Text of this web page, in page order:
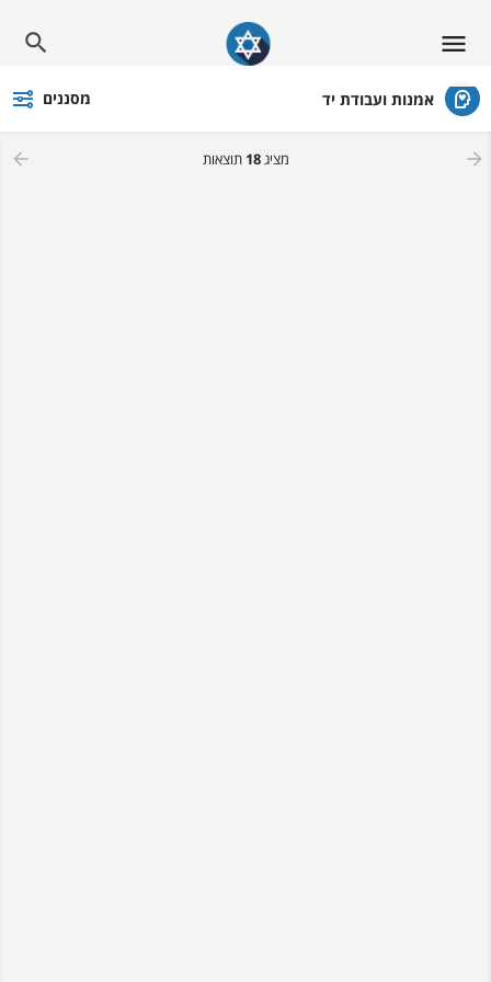
אמנות ועבודת יד מסננים
מציג18 תוצאות